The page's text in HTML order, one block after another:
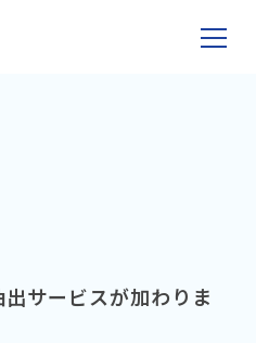
サービスが加わりま